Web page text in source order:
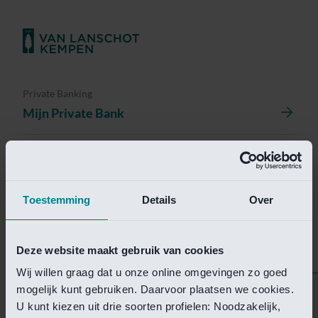
Toestemming Details Over
Deze website maakt gebruik van cookies
Wij willen graag dat u onze online omgevingen zo goed
mogelijk kunt gebruiken. Daarvoor plaatsen we cookies.
U kunt kiezen uit drie soorten profielen: Noodzakelijk,
Private Banking
Mijn Private Bank
Helaas is deze pagina